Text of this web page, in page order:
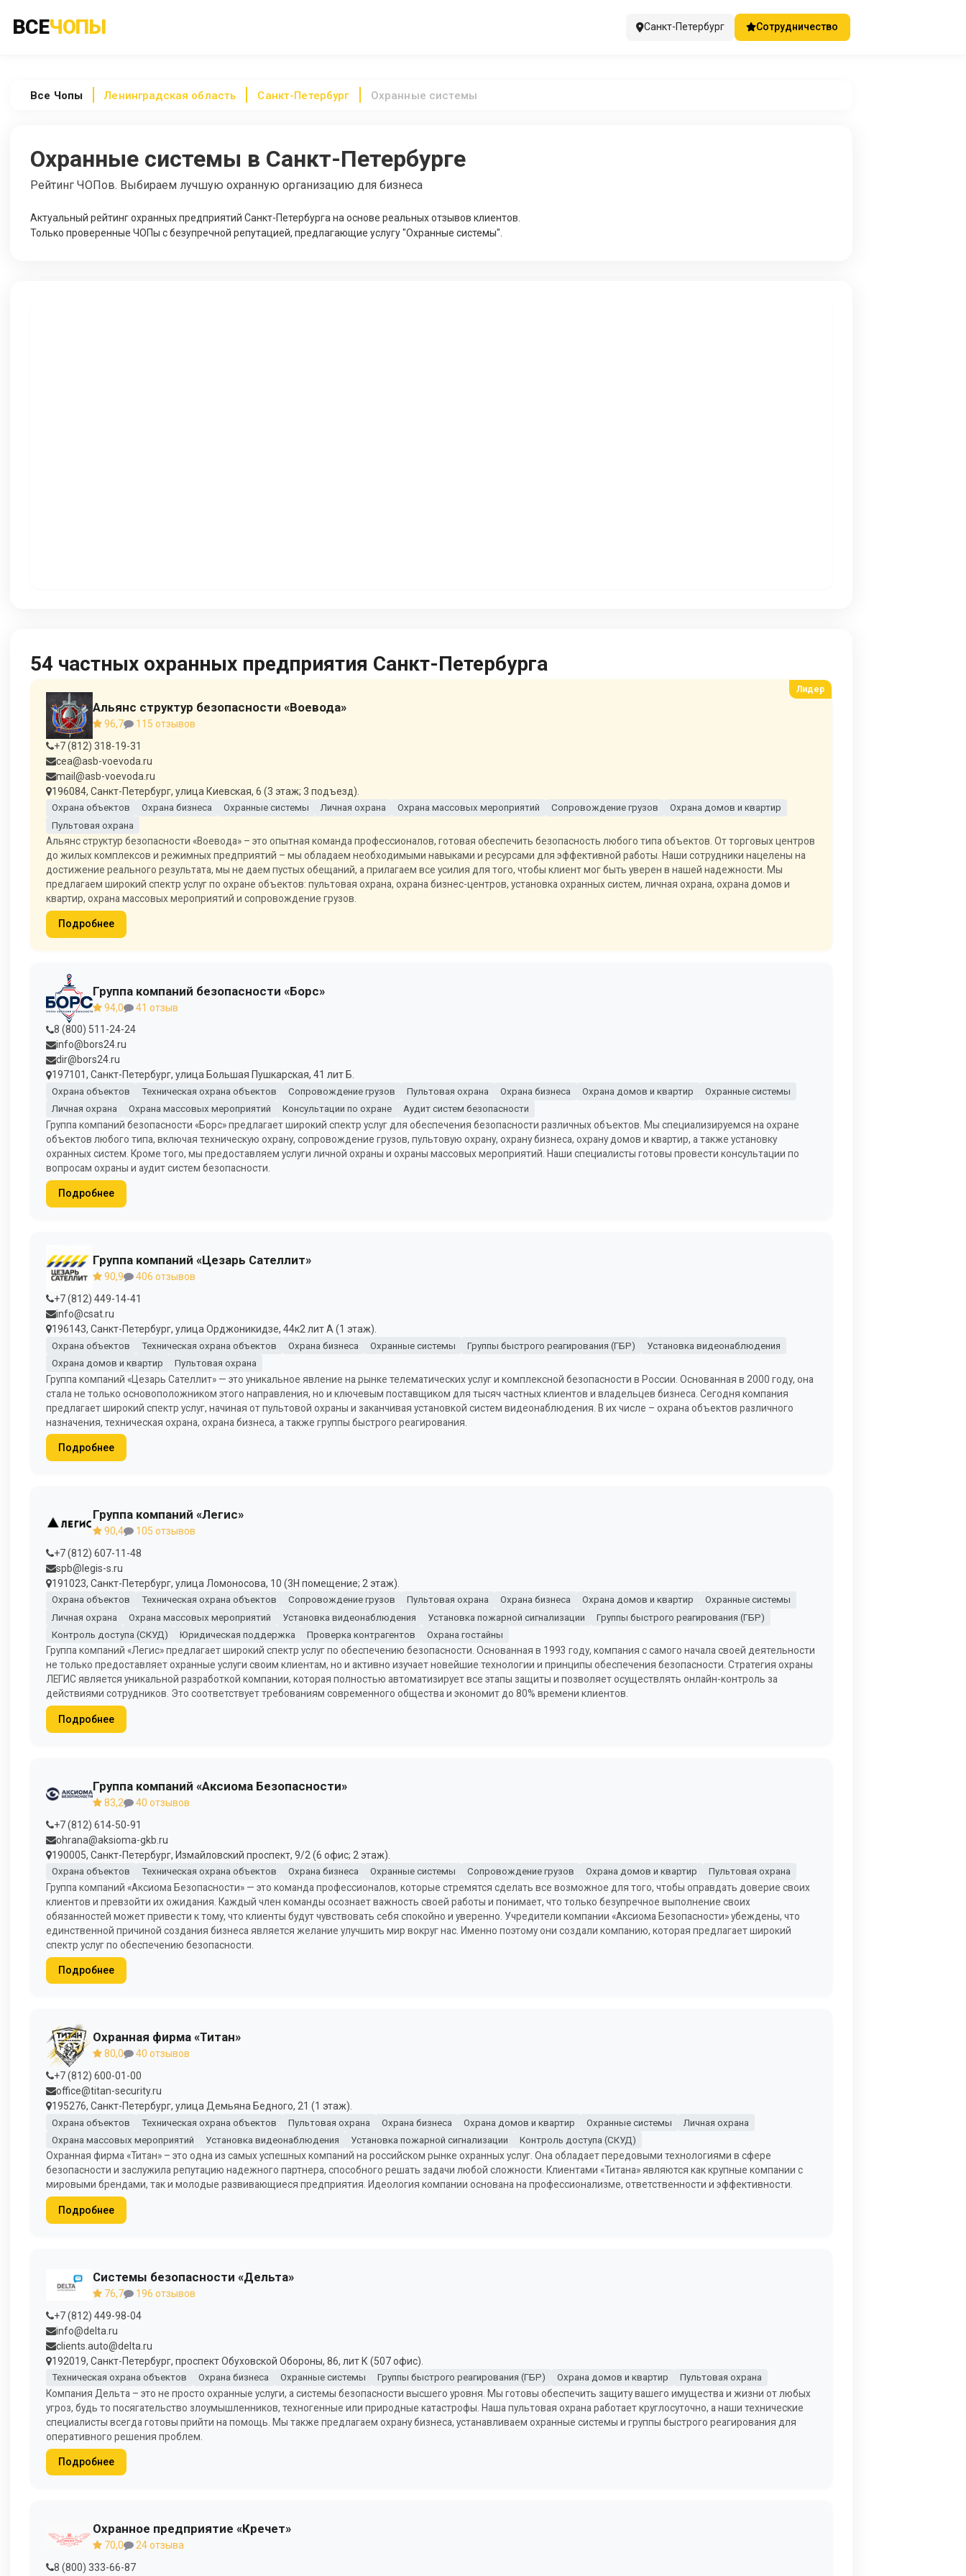
ВСЕЧОПЫ Санкт-Петербург Сотрудничество
Все Чопы Ленинградская область Санкт-Петербург Охранные системы
Охранные системы в Санкт-Петербурге
Рейтинг ЧОПов. Выбираем лучшую охранную организацию для бизнеса
Актуальный рейтинг охранных предприятий Санкт-Петербурга на основе реальных отзывов клиентов.
Только проверенные ЧОПы с безупречной репутацией, предлагающие услугу "Охранные системы".
54 частных охранных предприятия Санкт-Петербурга
Альянс структур безопасности «Воевода»
96,7
115 отзывов
+7 (812) 318-19-31
cea@asb-voevoda.ru
mail@asb-voevoda.ru
196084, Санкт-Петербург, улица Киевская, 6 (3 этаж; 3 подъезд).
Охрана объектов Охрана бизнеса Охранные системы Личная охрана Охрана массовых мероприятий Сопровождение грузов
Охрана домов и квартир
Пультовая охрана
Альянс структур безопасности «Воевода» – это опытная команда профессионалов, готовая обеспечить безопасность любого типа объектов. От торговых центров
до жилых комплексов и режимных предприятий – мы обладаем необходимыми навыками и ресурсами для эффективной работы. Наши сотрудники нацелены на
достижение реального результата, мы не даем пустых обещаний, а прилагаем все усилия для того, чтобы клиент мог быть уверен в нашей надежности. Мы
предлагаем широкий спектр услуг по охране объектов: пультовая охрана, охрана бизнес-центров, установка охранных систем, личная охрана, охрана домов и
квартир, охрана массовых мероприятий и сопровождение грузов.
Подробнее
Группа компаний безопасности «Борс»
94,0
41 отзыв
8 (800) 511-24-24
info@bors24.ru
dir@bors24.ru
197101, Санкт-Петербург, улица Большая Пушкарская, 41 лит Б.
Охрана объектов Техническая охрана объектов Сопровождение грузов Пультовая охрана Охрана бизнеса Охрана домов и квартир
Охранные системы
Личная охрана
Охрана массовых мероприятий Консультации по охране Аудит систем безопасности
Группа компаний безопасности «Борс» предлагает широкий спектр услуг для обеспечения безопасности различных объектов. Мы специализируемся на охране
объектов любого типа, включая техническую охрану, сопровождение грузов, пультовую охрану, охрану бизнеса, охрану домов и квартир, а также установку
охранных систем. Кроме того, мы предоставляем услуги личной охраны и охраны массовых мероприятий. Наши специалисты готовы провести консультации по
вопросам охраны и аудит систем безопасности.
Подробнее
Группа компаний «Цезарь Сателлит»
90,9
406 отзывов
+7 (812) 449-14-41
info@csat.ru
196143, Санкт-Петербург, улица Орджоникидзе, 44к2 лит А (1 этаж).
Охрана объектов Техническая охрана объектов Охрана бизнеса Охранные системы Группы быстрого реагирования (ГБР)
Установка видеонаблюдения
Охрана домов и квартир
Пультовая охрана
Группа компаний «Цезарь Сателлит» — это уникальное явление на рынке телематических услуг и комплексной безопасности в России. Основанная в 2000 году, она
стала не только основоположником этого направления, но и ключевым поставщиком для тысяч частных клиентов и владельцев бизнеса. Сегодня компания
предлагает широкий спектр услуг, начиная от пультовой охраны и заканчивая установкой систем видеонаблюдения. В их числе – охрана объектов различного
назначения, техническая охрана, охрана бизнеса, а также группы быстрого реагирования.
Подробнее
Группа компаний «Легис»
90,4
105 отзывов
+7 (812) 607-11-48
spb@legis-s.ru
191023, Санкт-Петербург, улица Ломоносова, 10 (3Н помещение; 2 этаж).
Охрана объектов Техническая охрана объектов Сопровождение грузов Пультовая охрана Охрана бизнеса Охрана домов и квартир
Охранные системы
Личная охрана
Охрана массовых мероприятий Установка видеонаблюдения Установка пожарной сигнализации
Группы быстрого реагирования (ГБР)
Контроль доступа (СКУД)
Юридическая поддержка Проверка контрагентов Охрана гостайны
Группа компаний «Легис» предлагает широкий спектр услуг по обеспечению безопасности. Основанная в 1993 году, компания с самого начала своей деятельности
не только предоставляет охранные услуги своим клиентам, но и активно изучает новейшие технологии и принципы обеспечения безопасности. Стратегия охраны
ЛЕГИС является уникальной разработкой компании, которая полностью автоматизирует все этапы защиты и позволяет осуществлять онлайн-контроль за
действиями сотрудников. Это соответствует требованиям современного общества и экономит до 80% времени клиентов.
Подробнее
Группа компаний «Аксиома Безопасности»
83,2
40 отзывов
+7 (812) 614-50-91
ohrana@aksioma-gkb.ru
190005, Санкт-Петербург, Измайловский проспект, 9/2 (6 офис; 2 этаж).
Охрана объектов Техническая охрана объектов Охрана бизнеса Охранные системы Сопровождение грузов Охрана домов и квартир Пультовая охрана
Группа компаний «Аксиома Безопасности» — это команда профессионалов, которые стремятся сделать все возможное для того, чтобы оправдать доверие своих
клиентов и превзойти их ожидания. Каждый член команды осознает важность своей работы и понимает, что только безупречное выполнение своих
обязанностей может привести к тому, что клиенты будут чувствовать себя спокойно и уверенно. Учредители компании «Аксиома Безопасности» убеждены, что
единственной причиной создания бизнеса является желание улучшить мир вокруг нас. Именно поэтому они создали компанию, которая предлагает широкий
спектр услуг по обеспечению безопасности.
Подробнее
Охранная фирма «Титан»
80,0
40 отзывов
+7 (812) 600-01-00
office@titan-security.ru
195276, Санкт-Петербург, улица Демьяна Бедного, 21 (1 этаж).
Охрана объектов Техническая охрана объектов Пультовая охрана Охрана бизнеса Охрана домов и квартир Охранные системы
Личная охрана
Охрана массовых мероприятий
Установка видеонаблюдения Установка пожарной сигнализации Контроль доступа (СКУД)
Охранная фирма «Титан» – это одна из самых успешных компаний на российском рынке охранных услуг. Она обладает передовыми технологиями в сфере
безопасности и заслужила репутацию надежного партнера, способного решать задачи любой сложности. Клиентами «Титана» являются как крупные компании с
мировыми брендами, так и молодые развивающиеся предприятия. Идеология компании основана на профессионализме, ответственности и эффективности.
Подробнее
Системы безопасности «Дельта»
76,7
196 отзывов
+7 (812) 449-98-04
info@delta.ru
clients.auto@delta.ru
192019, Санкт-Петербург, проспект Обуховской Обороны, 86, лит К (507 офис).
Техническая охрана объектов Охрана бизнеса Охранные системы Группы быстрого реагирования (ГБР) Охрана домов и квартир Пультовая охрана
Компания Дельта – это не просто охранные услуги, а системы безопасности высшего уровня. Мы готовы обеспечить защиту вашего имущества и жизни от любых
угроз, будь то посягательство злоумышленников, техногенные или природные катастрофы. Наша пультовая охрана работает круглосуточно, а наши технические
специалисты всегда готовы прийти на помощь. Мы также предлагаем охрану бизнеса, устанавливаем охранные системы и группы быстрого реагирования для
оперативного решения проблем.
Подробнее
Охранное предприятие «Кречет»
70,0
24 отзыва
8 (800) 333-66-87